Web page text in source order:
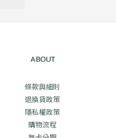
ABOUT
條款與細則
退換貨政策
隱私權政策
購物流程